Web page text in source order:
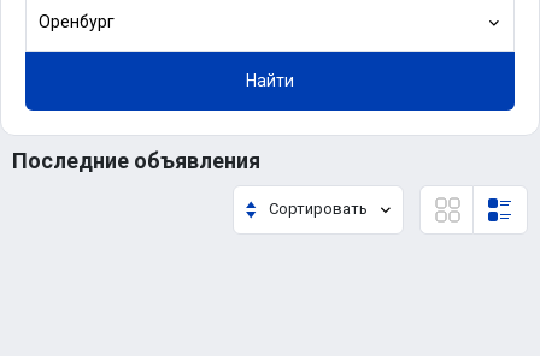
Оренбург
Найти
Последние объявления
Сортировать